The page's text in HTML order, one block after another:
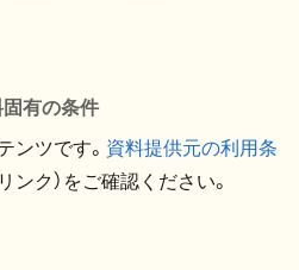
固有の条件
ンツです。 資料提供元の利用条
ンク）をご確認ください。